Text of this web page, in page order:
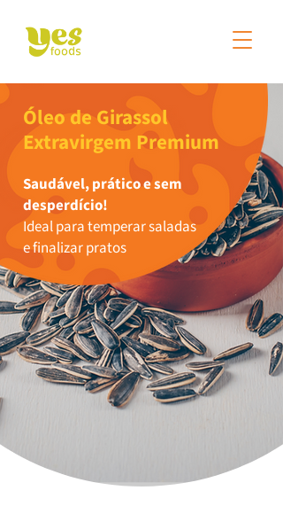
Óleo de Girassol
Extravirgem Premium
Saudável, prático e sem
desperdício!
Ideal para temperar saladas
e finalizar pratos